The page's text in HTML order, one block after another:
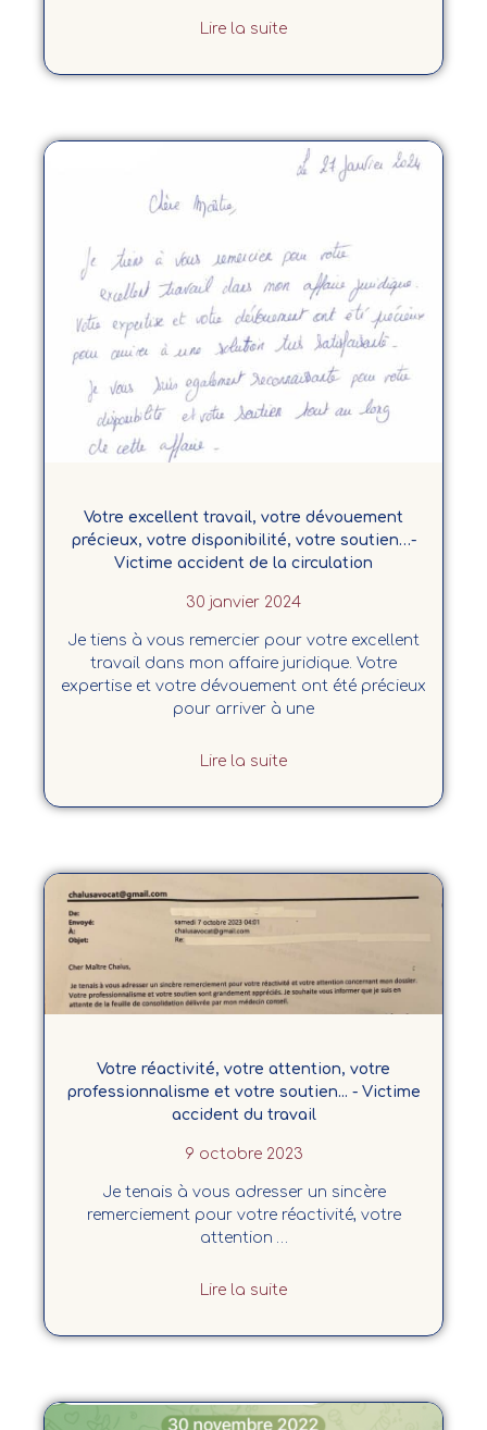
Lire la suite
Votre excellent travail, votre dévouement
précieux, votre disponibilité, votre soutien…-
Victime accident de la circulation
30 janvier 2024
Je tiens à vous remercier pour votre excellent
travail dans mon affaire juridique. Votre
expertise et votre dévouement ont été précieux
pour arriver à une
Lire la suite
Votre réactivité, votre attention, votre
professionnalisme et votre soutien... - Victime
accident du travail
9 octobre 2023
Je tenais à vous adresser un sincère
remerciement pour votre réactivité, votre
attention …
Lire la suite